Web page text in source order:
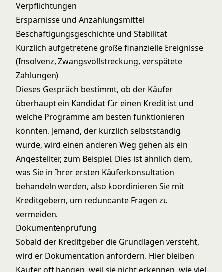
Verpflichtungen
Ersparnisse und Anzahlungsmittel
Beschäftigungsgeschichte und Stabilität
Kürzlich aufgetretene große finanzielle Ereignisse
(Insolvenz, Zwangsvollstreckung, verspätete
Zahlungen)
Dieses Gespräch bestimmt, ob der Käufer
überhaupt ein Kandidat für einen Kredit ist und
welche Programme am besten funktionieren
könnten. Jemand, der kürzlich selbstständig
wurde, wird einen anderen Weg gehen als ein
Angestellter, zum Beispiel. Dies ist ähnlich dem,
was Sie in Ihrerersten Käuferkonsultation
behandeln werden, also koordinieren Sie mit
Kreditgebern, um redundante Fragen zu
vermeiden.
Dokumentenprüfung
Sobald der Kreditgeber die Grundlagen versteht,
wird er Dokumentation anfordern. Hier bleiben
Käufer oft hängen, weil sie nicht erkennen, wie viel